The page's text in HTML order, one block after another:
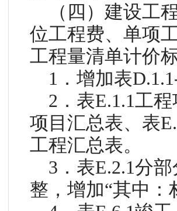
（四）建设工
位工程费、单项
工程量清单计价
1．增加表
2．表E.1.1工
项目汇总表、表
工程汇总表。
3．表E.2.1分
整，增加“其中：